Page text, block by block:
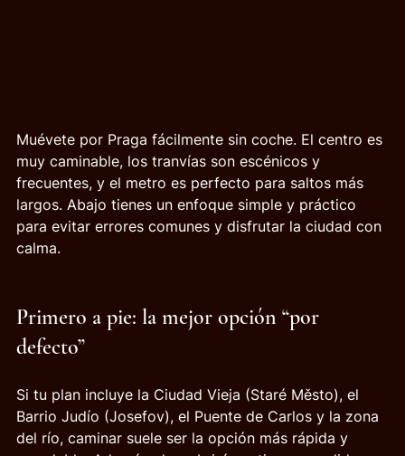
Muévete por Praga fácilmente sin coche. El centro es
muy caminable, los tranvías son escénicos y
frecuentes, y el metro es perfecto para saltos más
largos. Abajo tienes un enfoque simple y práctico
para evitar errores comunes y disfrutar la ciudad con
calma.
Primero a pie: la mejor opción “por
defecto”
Si tu plan incluye la Ciudad Vieja (Staré Město), el
Barrio Judío (Josefov), el Puente de Carlos y la zona
del río, caminar suele ser la opción más rápida y